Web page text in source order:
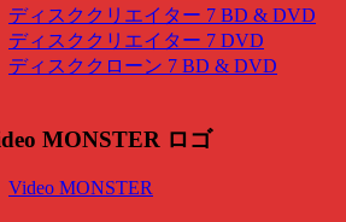
ディスククリエイター 7 BD & DVD
ディスククリエイター 7 DVD
ディスククローン 7 BD & DVD
Video MONSTER